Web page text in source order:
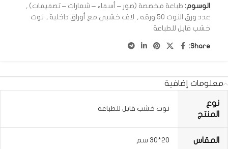
الوسوم: طباعة مخصصة (صور – أسماء – شعارات – تصميمات) ,
عدد ورق النوت 50 ورقه
, لاف خشبي مع أوراق داخلية , نوت
خشب قابل للطباعة
Share:
معلومات إضافية
نوع
المنتج
نوت خشب قابل للطباعة
المقاس 20*30 سم